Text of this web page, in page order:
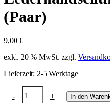
(Paar)
9,00 €
exkl. 20 % MwSt. zzgl.
Lieferzeit: 2-5 Werktage
-
Lederhandschuhe
Contracor
+ In den